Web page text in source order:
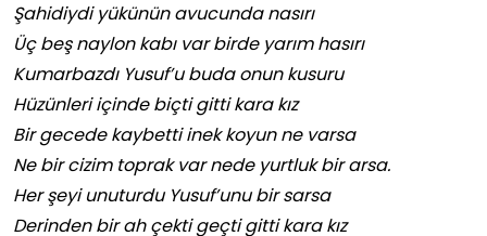
Şahidiydi yükünün avucunda nasırı
Üç beş naylon kabı var birde yarım hasırı
Kumarbazdı Yusuf’u buda onun kusuru
Hüzünleri içinde biçti gitti kara kız
Bir gecede kaybetti inek koyun ne varsa
Ne bir cizim toprak var nede yurtluk bir arsa.
Her şeyi unuturdu Yusuf’unu bir sarsa
Derinden bir ah çekti geçti gitti kara kız